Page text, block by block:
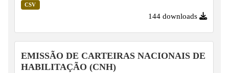
CSV
144 downloads
EMISSÃO DE CARTEIRAS NACIONAIS DE
HABILITAÇÃO (CNH)